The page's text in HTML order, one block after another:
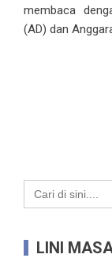
membaca
(AD) dan
Search
for:
LINI